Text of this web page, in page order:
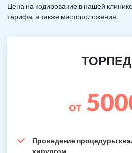
Цена на кодирование в нашей
тарифа, а также местоположения.
от
Проведение процедуры
хирургом